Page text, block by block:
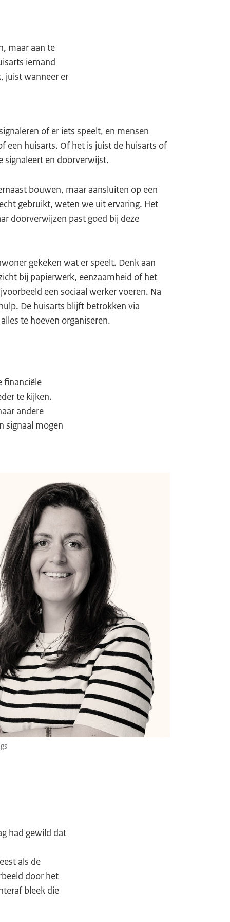
maar aan te
iemand
juist wanneer er
of er iets speelt, en mensen
een huisarts. Of het is juist de huisarts of
signaleert en doorverwijst.
bouwen, maar aansluiten op een
gebruikt, weten we uit ervaring. Het
doorverwijzen past goed bij deze
gekeken wat er speelt. Denk aan
bij papierwerk, eenzaamheid of het
een sociaal werker voeren. Na
De huisarts blijft betrokken via
te hoeven organiseren.
financiële
te kijken.
andere
signaal mogen
had gewild dat
als de
door het
bleek die